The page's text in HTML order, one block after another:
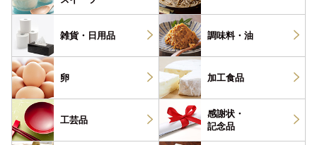
雑貨・ 日用品 調味料・ 油
卵 加工食品
工芸品
感謝状・
記念品